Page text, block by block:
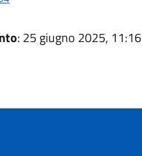
: 25 giugno 2025, 11:16